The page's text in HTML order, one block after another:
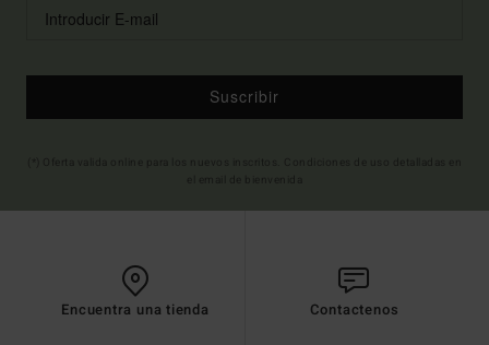
Suscribir
Encuentra una tienda Contactenos